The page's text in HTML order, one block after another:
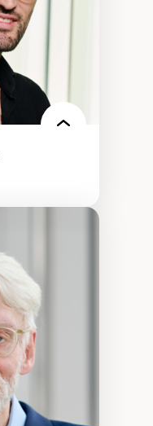
des
et
et
qualitative